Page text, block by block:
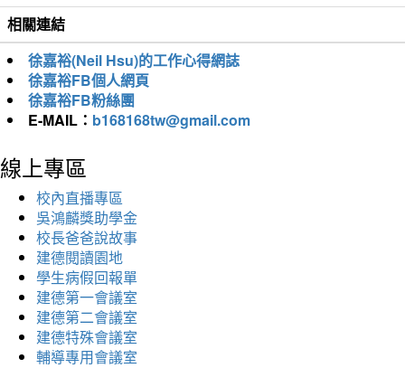
相關連結
徐嘉裕(Neil Hsu)的工作心得網誌
徐嘉裕FB個人網頁
徐嘉裕FB粉絲團
E-MAIL： b168168tw@gmail.com
線上專區
校內直播專區
吳鴻麟獎助學金
校長爸爸說故事
建德閱讀園地
學生病假回報單
建德第一會議室
建德第二會議室
建德特殊會議室
輔導專用會議室